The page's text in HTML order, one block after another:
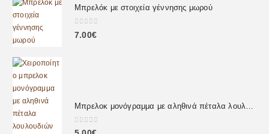
Μπρελόκ με στοιχεία γέννησης μωρού
0out of 5
7.00€
0 out of 5